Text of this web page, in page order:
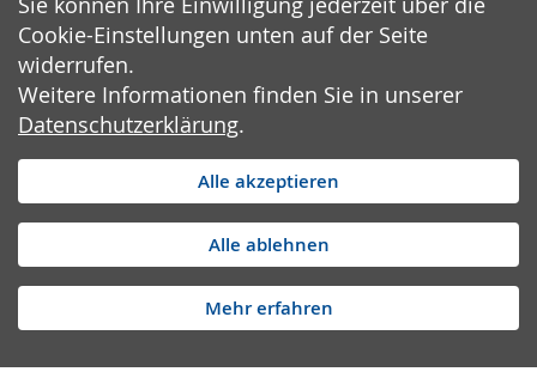
Cookie-Einstellungen unten auf der Seite
widerrufen.
Weitere Informationen finden Sie in unserer
Datenschutzerklärung.
Alle akzeptieren
Alle ablehnen
Mehr erfahren